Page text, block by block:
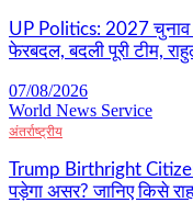
UP Politics: 2027 चुनाव
फेरबदल, बदली पूरी टीम,
07/08/2026
World News Service
अंतर्राष्ट्रीय
Trump Birthright
पड़ेगा असर? जानिए किसे